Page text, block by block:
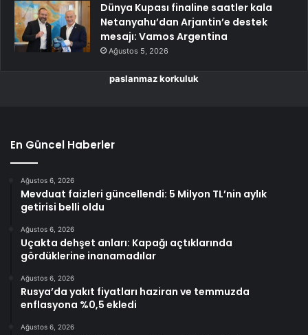
Dünya Kupası finaline saatler kala
Netanyahu’dan Arjantin’e destek
mesajı: Vamos Argentina
Ağustos 5, 2026
paslanmaz korkuluk
En Güncel Haberler
Ağustos 6, 2026
Mevduat faizleri güncellendi: 5 Milyon TL’nin aylık
getirisi belli oldu
Ağustos 6, 2026
Uçakta dehşet anları: Kapağı açtıklarında
gördüklerine inanamadılar
Ağustos 6, 2026
Rusya’da yakıt fiyatları haziran ve temmuzda
enflasyona %0,5 ekledi
Ağustos 6, 2026